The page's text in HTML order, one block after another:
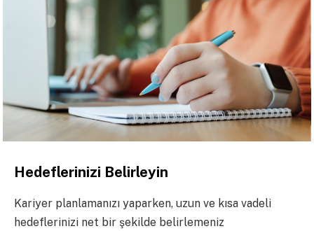
Hedeflerinizi Belirleyin
Kariyer planlamanızı yaparken, uzun ve kısa vadeli
hedeflerinizi net bir şekilde belirlemeniz